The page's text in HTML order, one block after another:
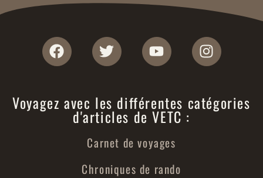
Voyagez avec les différentes catégories
d'articles de VETC :
Carnet de voyages
Chroniques de rando